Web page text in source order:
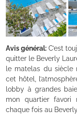
Avis général: C’est
quitter le Beverly
le matelas du siècle
cet hôtel,
lobby à grandes
mon quartier favori
chaque fois au